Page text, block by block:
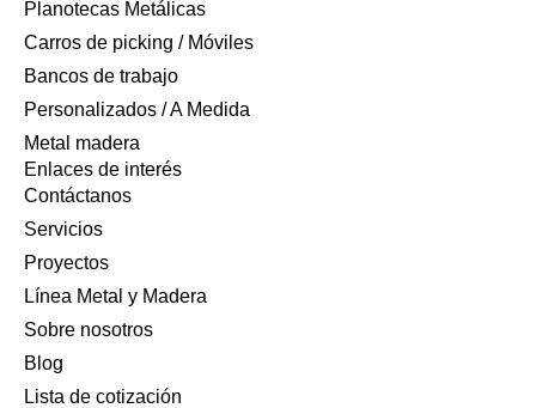
Planotecas Metálicas
Carros de picking / Móviles
Bancos de trabajo
Personalizados / A Medida
Metal madera
Enlaces de interés
Contáctanos
Servicios
Proyectos
Línea Metal y Madera
Sobre nosotros
Blog
Lista de cotización